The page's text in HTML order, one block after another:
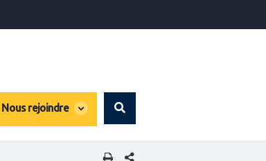
Nous rejoindre
global
Search
PARTAGER CETTE PAGE